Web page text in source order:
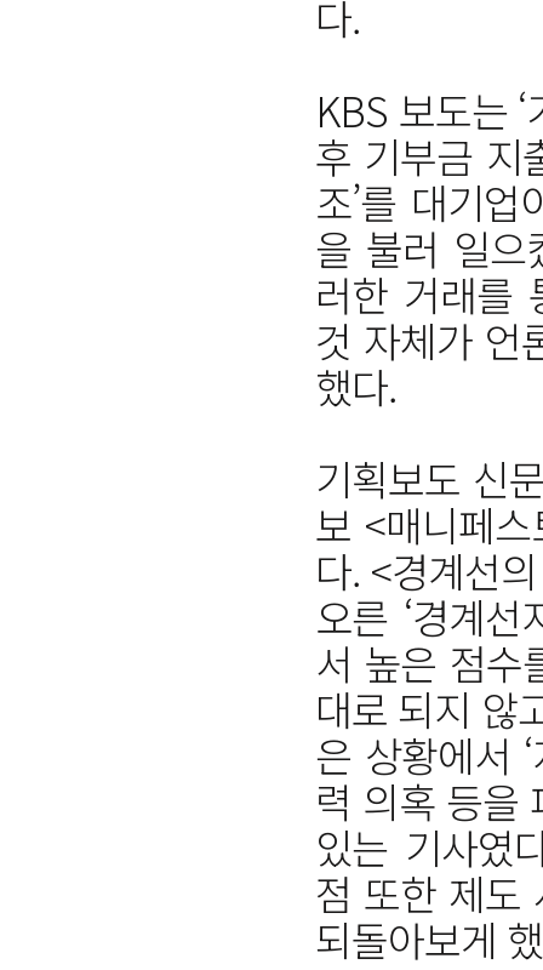
다.
KBS 보도는
후 기부금 지
조’를 대기
을 불러 일으
러한 거래를
것 자체가 언
했다.
기획보도 신
보 <매니페
다. <경계선
오른 ‘경계
서 높은 점수
대로 되지 않
은 상황에서
력 의혹 등을
있는 기사였
점 또한 제도
되돌아보게